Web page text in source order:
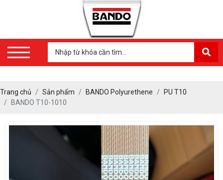
Trang chủ Sản phẩm BANDO Polyurethene
PU T10
BANDO T10-1010